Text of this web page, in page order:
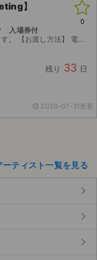
】
入場券付
事項】 公演が中止となった場合のみ、手数料を差し引いた金...
残り 33 日
0
2026-07-31更新
ティスト一覧を見る
keyboard_arrow_right
keyboard_arrow_right
keyboard_arrow_right